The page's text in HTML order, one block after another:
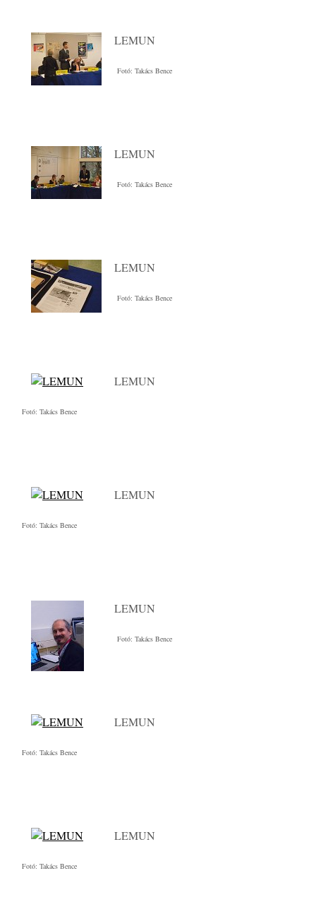
LEMUN
Fotó: Takács Bence
LEMUN
Fotó: Takács Bence
LEMUN
Fotó: Takács Bence
LEMUN
Fotó: Takács Bence
LEMUN
Fotó: Takács Bence
LEMUN
Fotó: Takács Bence
LEMUN
Fotó: Takács Bence
LEMUN
Fotó: Takács Bence